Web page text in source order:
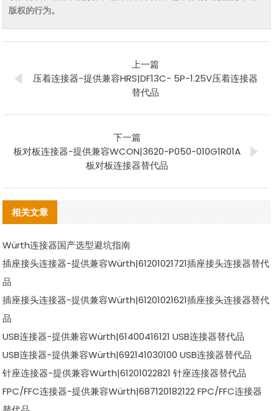
版权的行为。
上一篇
压着连接器-提供兼容HRS|DF13C- 5P-1.25V压着连接器
替代品
下一篇
板对板连接器-提供兼容WCON|3620-P050-010G1R01A
板对板连接器替代品
相关文章
Würth连接器国产选型避坑指南
插座接头连接器-提供兼容Würth|61201021721插座接头连接器替代
品
插座接头连接器-提供兼容Würth|61201021621插座接头连接器替代
品
USB连接器-提供兼容Würth|61400416121 USB连接器替代品
USB连接器-提供兼容Würth|692141030100 USB连接器替代品
针座连接器-提供兼容Würth|61201022821 针座连接器替代品
FPC/FFC连接器-提供兼容Würth|687120182122 FPC/FFC连接器